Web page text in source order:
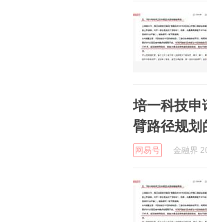
培一科技申
臂路径规划
网易号 金融界